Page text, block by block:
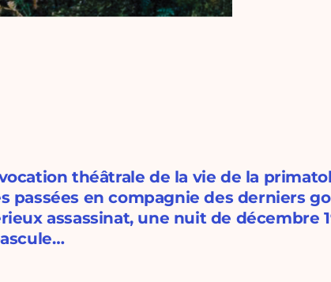
théâtrale de la vie de la
passées en compagnie des derniers
assassinat, une nuit de décembre